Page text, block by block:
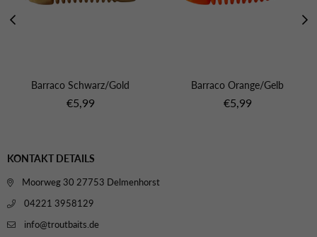
Barraco Schwarz/Gold
Normaler
€5,99
Barraco Orange/Gelb
Normaler
€5,99
KONTAKT DETAILS
Moorweg 30 27753 Delmenhorst
04221 3958129
info@troutbaits.de